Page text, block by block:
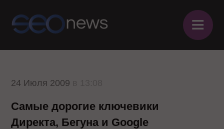
≡
24 Июля 2009
Самые дорогие ключевики
Директа, Бегуна и Google